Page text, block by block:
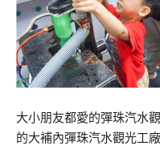
大小朋友都愛的彈珠汽水
的大補內彈珠汽水觀光工